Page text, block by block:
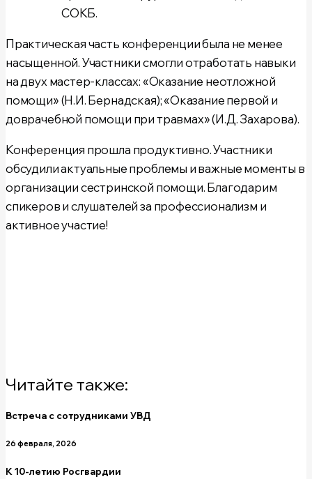
СОКБ.
Практическая часть конференции была не менее
насыщенной. Участники смогли отработать навыки
на двух мастер-классах: «Оказание неотложной
помощи» (Н.И. Бернадская); «Оказание первой и
доврачебной помощи при травмах» (И.Д. Захарова).
Конференция прошла продуктивно. Участники
обсудили актуальные проблемы и важные моменты в
организации сестринской помощи. Благодарим
спикеров и слушателей за профессионализм и
активное участие!
Читайте также:
Встреча с сотрудниками УВД
26 февраля, 2026
К 10-летию Росгвардии